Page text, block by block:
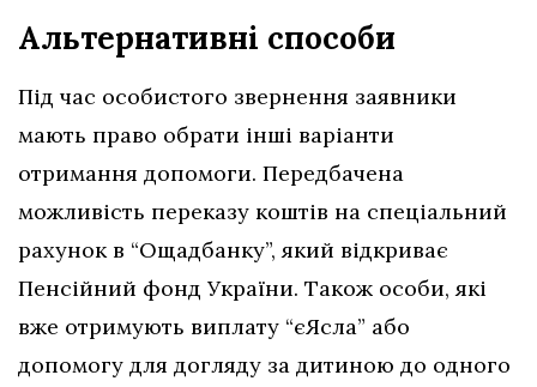
Альтернативні способи
Під час особистого звернення заявники
мають право обрати інші варіанти
отримання допомоги. Передбачена
можливість переказу коштів на спеціальний
рахунок в “Ощадбанку”, який відкриває
Пенсійний фонд України. Також особи, які
вже отримують виплату “єЯсла” або
допомогу для догляду за дитиною до одного